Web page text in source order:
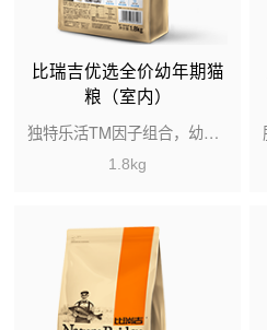
比瑞吉优选全价幼年期猫
粮（室内）
独特乐活TM因子组合，幼年宅猫健康成长的有力保证
1.8kg